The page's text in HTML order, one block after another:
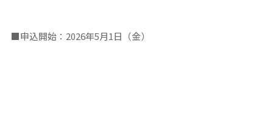
■申込開始：2026年5月1日（金）